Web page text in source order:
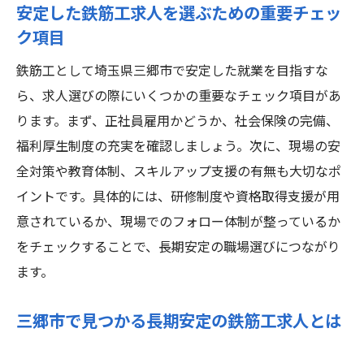
安定した鉄筋工求人を選ぶための重要チェッ
ク項目
鉄筋工として埼玉県三郷市で安定した就業を目指すな
ら、求人選びの際にいくつかの重要なチェック項目があ
ります。まず、正社員雇用かどうか、社会保険の完備、
福利厚生制度の充実を確認しましょう。次に、現場の安
全対策や教育体制、スキルアップ支援の有無も大切なポ
イントです。具体的には、研修制度や資格取得支援が用
意されているか、現場でのフォロー体制が整っているか
をチェックすることで、長期安定の職場選びにつながり
ます。
三郷市で見つかる長期安定の鉄筋工求人とは